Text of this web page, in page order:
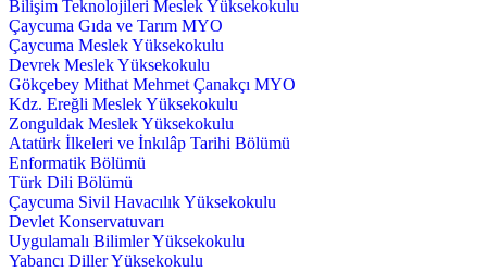
Bilişim Teknolojileri Meslek Yüksekokulu
Çaycuma Gıda ve Tarım MYO
Çaycuma Meslek Yüksekokulu
Devrek Meslek Yüksekokulu
Gökçebey Mithat Mehmet Çanakçı MYO
Kdz. Ereğli Meslek Yüksekokulu
Zonguldak Meslek Yüksekokulu
Atatürk İlkeleri ve İnkılâp Tarihi Bölümü
Enformatik Bölümü
Türk Dili Bölümü
Çaycuma Sivil Havacılık Yüksekokulu
Devlet Konservatuvarı
Uygulamalı Bilimler Yüksekokulu
Yabancı Diller Yüksekokulu